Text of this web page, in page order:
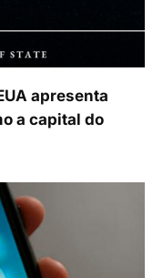
apresenta
a capital do